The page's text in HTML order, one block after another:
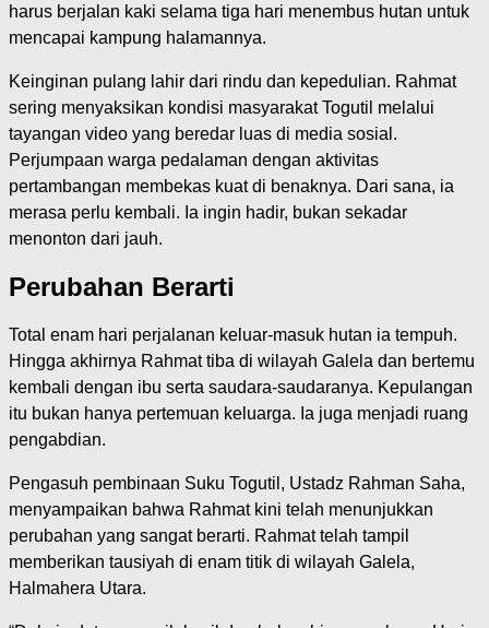
harus berjalan kaki selama tiga hari menembus hutan untuk
mencapai kampung halamannya.
Keinginan pulang lahir dari rindu dan kepedulian. Rahmat
sering menyaksikan kondisi masyarakat Togutil melalui
tayangan video yang beredar luas di media sosial.
Perjumpaan warga pedalaman dengan aktivitas
pertambangan membekas kuat di benaknya. Dari sana, ia
merasa perlu kembali. Ia ingin hadir, bukan sekadar
menonton dari jauh.
Perubahan Berarti
Total enam hari perjalanan keluar-masuk hutan ia tempuh.
Hingga akhirnya Rahmat tiba di wilayah Galela dan bertemu
kembali dengan ibu serta saudara-saudaranya. Kepulangan
itu bukan hanya pertemuan keluarga. Ia juga menjadi ruang
pengabdian.
Pengasuh pembinaan Suku Togutil, Ustadz Rahman Saha,
menyampaikan bahwa Rahmat kini telah menunjukkan
perubahan yang sangat berarti. Rahmat telah tampil
memberikan tausiyah di enam titik di wilayah Galela,
Halmahera Utara.